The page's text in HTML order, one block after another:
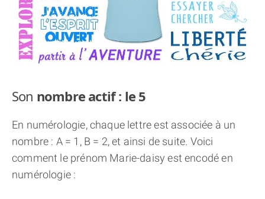
Son nombre actif : le 5
En numérologie, chaque lettre est associée à un
nombre : A = 1, B = 2, et ainsi de suite. Voici
comment le prénom Marie-daisy est encodé en
numérologie :
EXPLORER LA NUMÉROLOGIE
70.000 PRÉNOMS
(À PROPOS)